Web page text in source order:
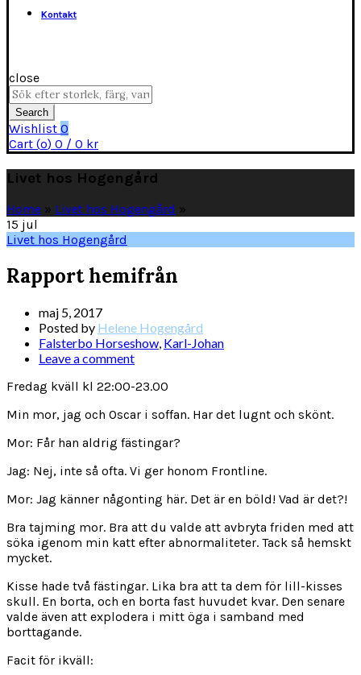
Kontakt
close
Search
for:
Search
Wishlist 0
Cart (o) 0 / 0 kr
Livet hos Hogengård
Home » Livet hos Hogengård »
15 jul
Livet hos Hogengård
Rapport hemifrån
maj 5, 2017
Posted by Helene Hogengård
Falsterbo Horseshow, Karl-Johan
Leave a comment
Fredag kväll kl 22:00-23.00
Min mor, jag och Oscar i soffan. Har det lugnt och skönt.
Mor: Får han aldrig fästingar?
Jag: Nej, inte så ofta. Vi ger honom Frontline.
Mor: Jag känner någonting här. Det är en böld! Vad är det?!
Bra tajming mor. Bra att du valde att avbryta friden med att
söka igenom min katt efter abnormaliteter. Tack så hemskt
mycket.
Kisse hade två fästingar. Lika bra att ta dem för lill-kisses
skull. En borta, och en borta fast huvudet kvar. Den senare
valde även att explodera i mitt öga i samband med
borttagande.
Facit för ikväll: